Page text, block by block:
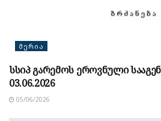
ᲛᲔᲠᲘᲐ
სსიპ გარემოს ეროვნული
03.06.2026
05/06/2026